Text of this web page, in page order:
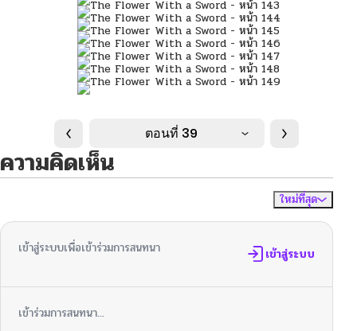
ตอนที่ 39
ความคิดเห็น
ใหม่ที่สุด
เข้าสู่ระบบเพื่อเข้าร่วมการสนทนา เข้าสู่ระบบ
เข้าร่วมการสนทนา...